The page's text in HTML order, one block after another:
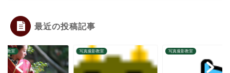
最近の投稿記事
影教室 写真撮影教室 写真撮影教室